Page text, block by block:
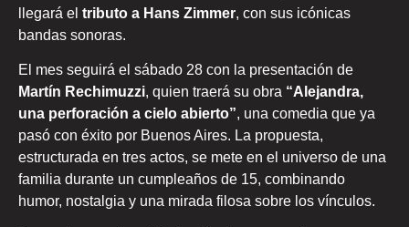
llegará el tributo a Hans Zimmer, con sus icónicas
bandas sonoras.
El mes seguirá el sábado 28 con la presentación de
Martín Rechimuzzi, quien traerá su obra “Alejandra,
una perforación a cielo abierto”, una comedia que ya
pasó con éxito por Buenos Aires. La propuesta,
estructurada en tres actos, se mete en el universo de una
familia durante un cumpleaños de 15, combinando
humor, nostalgia y una mirada filosa sobre los vínculos.